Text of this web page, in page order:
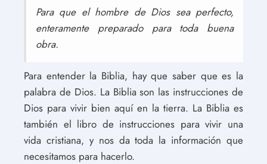
Para que el hombre de Dios sea perfecto,
enteramente preparado para toda buena
obra.
Para entender la Biblia, hay que saber que es la
palabra de Dios. La Biblia son las instrucciones de
Dios para vivir bien aquí en la tierra. La Biblia es
también el libro de instrucciones para vivir una
vida cristiana, y nos da toda la información que
necesitamos para hacerlo.